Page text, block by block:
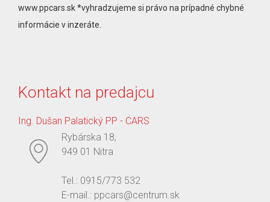
www.ppcars.sk *vyhradzujeme si právo na prípadné chybné
informácie v inzeráte.
Kontakt na predajcu
Ing. Dušan Palatický PP - CARS
Rybárska 18,
949 01 Nitra
Tel.: 0915/773 532
E-mail.: ppcars@centrum.sk